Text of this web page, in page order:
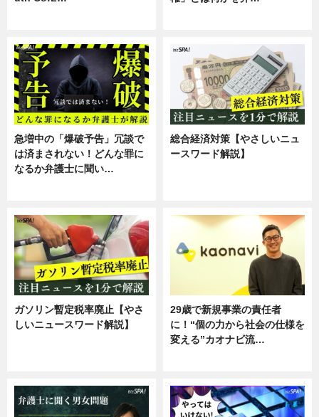
急増中の「爆破予告」冗談で
は済まされない！どんな罪に
なるか弁護士に聞い…
総合経済対策【やさしいニュ
ースワード解説】
ガソリン暫定税率廃止【やさ
しいニュースワード解説】
29歳で新規事業の責任者
に！“個の力から社会の仕様を
変える”カオナビ流…